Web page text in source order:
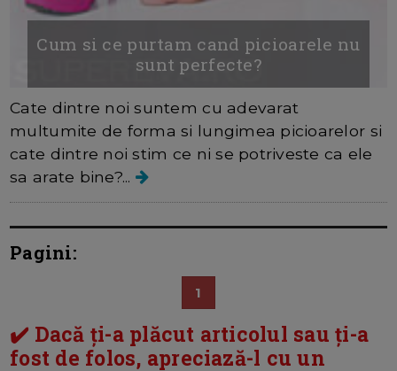
Cum si ce purtam cand picioarele nu
sunt perfecte?
Cate dintre noi suntem cu adevarat
multumite de forma si lungimea picioarelor si
cate dintre noi stim ce ni se potriveste ca ele
sa arate bine?...
Pagini:
1
✔️ Dacă ți-a plăcut articolul sau ți-a
fost de folos, apreciază-l cu un